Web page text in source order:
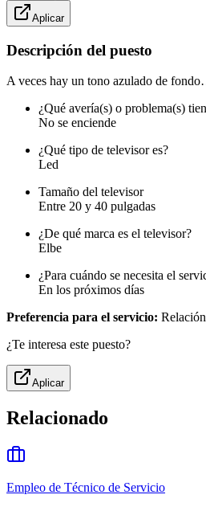
Aplicar
Descripción del puesto
A veces hay un tono azulado de
¿Qué avería(s) o problema(s)
No se enciende
¿Qué tipo de televisor es?
Led
Tamaño del televisor
Entre 20 y 40 pulgadas
¿De qué marca es el televisor?
Elbe
¿Para cuándo se necesita el
En los próximos días
Preferencia para el servicio:
¿Te interesa este puesto?
Aplicar
Relacionado
Empleo de Técnico de Servicio